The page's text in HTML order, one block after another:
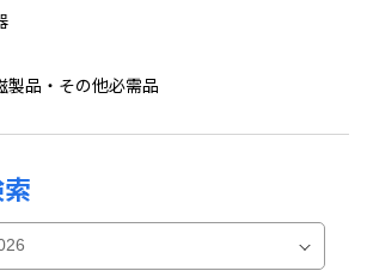
製品・その他必需品